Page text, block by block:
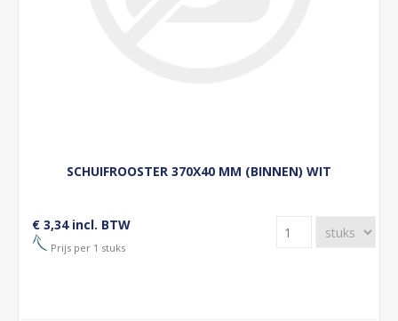
SCHUIFROOSTER 370X40 MM (BINNEN) WIT
€ 3,34 incl. BTW
Prijs per 1 stuks